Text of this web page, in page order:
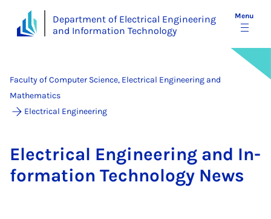
Department of Electrical Engineering
and Information Technology
Menu
Faculty of Computer Science, Electrical Engineering and
Mathematics
Electrical Engineering
Elec­tric­al En­gin­eer­ing and In­
form­a­tion Tech­no­logy News